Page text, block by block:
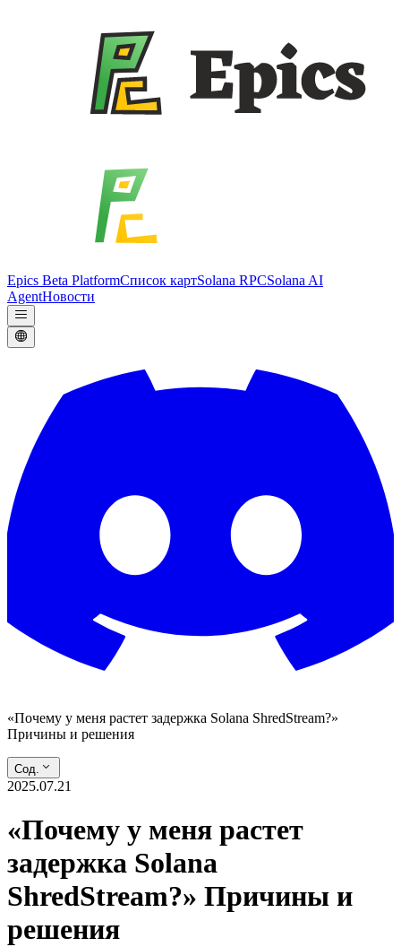
Epics Beta PlatformСписок картSolana RPCSolana AI
AgentНовости
«Почему у меня растет задержка Solana ShredStream?»
Причины и решения
Сод.
2025.07.21
«Почему у меня растет
задержка Solana
ShredStream?» Причины и
решения